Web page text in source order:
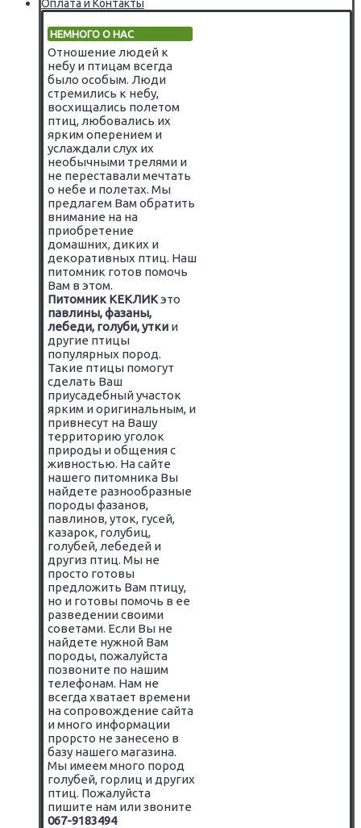
Оплата и Контакты
НЕМНОГО О НАС
Отношение людей к
небу и птицам всегда
было особым. Люди
стремились к небу,
восхищались полетом
птиц, любовались их
ярким оперением и
услаждали слух их
необычными трелями и
не переставали мечтать
о небе и полетах. Мы
предлагем Вам обратить
внимание на на
приобретение
домашних, диких и
декоративных птиц. Наш
питомник готов помочь
Вам в этом.
Питомник КЕКЛИКэто
павлины, фазаны,
лебеди, голуби, утки и
другие птицы
популярных пород.
Такие птицы помогут
сделать Ваш
приусадебный участок
ярким и оригинальным, и
привнесут на Вашу
территорию уголок
природы и общения с
живностью. На сайте
нашего питомника Вы
найдете разнообразные
породы фазанов,
павлинов, уток, гусей,
казарок, голубиц,
голубей, лебедей и
другиз птиц. Мы не
просто готовы
предложить Вам птицу,
но и готовы помочь в ее
разведении своими
советами. Если Вы не
найдете нужной Вам
породы, пожалуйста
позвоните по нашим
телефонам. Нам не
всегда хватает времени
на сопровождение сайта
и много информации
прорсто не занесено в
базу нашего магазина.
Мы имеем много пород
голубей, горлиц и других
птиц. Пожалуйста
пишите нам или звоните
067-9183494